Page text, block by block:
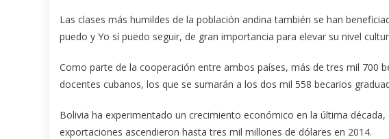
Las clases más humildes de la población andina también se han
puedo y Yo sí puedo seguir, de gran importancia para elevar su nivel
Como parte de la cooperación entre ambos países, más de tres mil 700
docentes cubanos, los que se sumarán a los dos mil 558 becarios
Bolivia ha experimentado un crecimiento económico en la última
exportaciones ascendieron hasta tres mil millones de dólares en 2014.